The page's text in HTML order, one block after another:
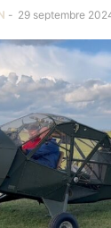
- 29 septembre